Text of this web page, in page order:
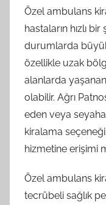
Özel ambulans
hastaların hızlı
durumlarda
özellikle uzak
alanlarda
olabilir. Ağrı
eden veya
kiralama
hizmetine erişimi
Özel ambulans
tecrübeli sağlık